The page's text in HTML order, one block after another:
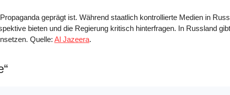
geprägt ist. Während staatlich kontrollierte Medien in
bieten und die Regierung kritisch hinterfragen. In Russland
Quelle: Al Jazeera.